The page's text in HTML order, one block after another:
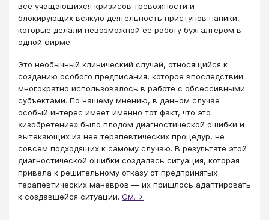
все учащающихся кризисов тревожности и
блокирующих всякую деятельность приступов паники,
которые делали невозможной ее работу бухгалтером в
одной фирме.
Это необычный клинический случай, относящийся к
созданию особого предписания, которое впоследствии
многократно использовалось в работе с обсессивными
субъектами. По нашему мнению, в данном случае
особый интерес имеет именно тот факт, что это
«изобретение» было плодом диагностической ошибки и
вытекающих из нее терапевтических процедур, не
совсем подходящих к самому случаю. В результате этой
диагностической ошибки создалась ситуация, которая
привела к решительному отказу от предпринятых
терапевтических маневров — их пришлось адаптировать
к создавшейся ситуации. См.→